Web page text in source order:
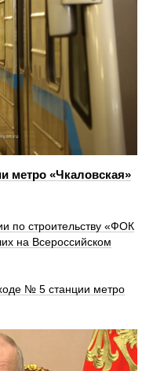
метро «Чкаловская»
по строительству «ФОК
на Всероссийском
№ 5 станции метро